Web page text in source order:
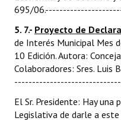
695/
5. 7.- Proyecto de
de Interés Municipal Mes
10 Edición. Autora:
Colaboradores: Sres. Luis
El Sr. Presidente: Hay
Legislativa de darle a